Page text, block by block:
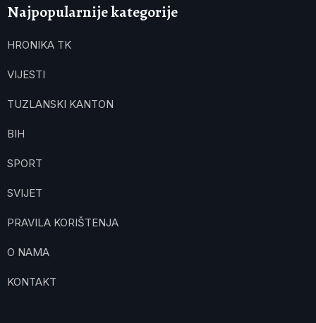
Najpopularnije kategorije
HRONIKA TK
VIJESTI
TUZLANSKI KANTON
BIH
SPORT
SVIJET
PRAVILA KORIŠTENJA
O NAMA
KONTAKT